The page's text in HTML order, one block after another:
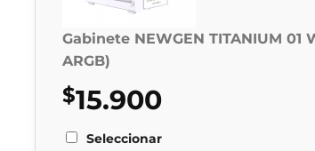
Gabinete NEWGEN TITANIUM 01
ARGB)
$15.900
Seleccionar